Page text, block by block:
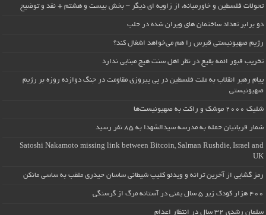
تحولات فلسطین و خاورمیانه، از زاویه ای دیگر – بخش بیست و هشتم + نقد و توضیح
دو برابر تعداد ساختمان های ویران شده در حلب
رژیم صهیونیستی قبرس را هم می‌خواهد اشغال کند؟
تخریب قبور ائمه بقیع در نظر اهل سنت هیچ مبنایی ندارد
پیام رهبر انقلاب به ملت فلسطین در پی پیروزی مقاومت در جنگ دوازده روزه بر رژیم
صهیونیستی
شلیک ۲۰۰۰ موشک و راکت به صهیونیست‌ها
شمار قربانیان حمله به مدرسه سیدالشهدا به ۸۵ نفر رسید
Satoshi Nakamoto missing link between Bitcoin, Salman Rushdie, Israel and
UK
رمز گشایی از آخرین ترانه و ویدئو کلیپ شیطانی ساسان حیدری ملقب به ساسی مانکن
۴۰۰ هزار کودک زیر ۵ سال یمنی در آستانه مرگ از گرسنگی
سلمان رشدی ۳۲ سال در انتظار اعدام